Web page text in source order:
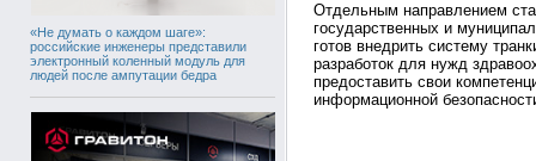
«Не думать о каждом шаге»:
российские инженеры представили
электронный коленный модуль для
людей после ампутации бедра
Отдельным направлением
государственных и
готов внедрить систему
разработок для нужд
предоставить свои
информационной